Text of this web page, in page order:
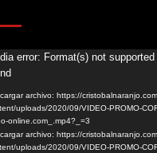
error: Format(s) not
archivo: https://
uploads/2020/09/VIDEO-PROMO-
online.com_.mp4?_=3
archivo: https://
uploads/2020/09/VIDEO-PROMO-